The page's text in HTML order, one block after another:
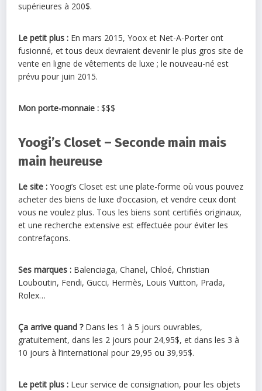
supérieures à 200$.
Le petit plus : En mars 2015, Yoox et Net-A-Porter ont
fusionné, et tous deux devraient devenir le plus gros site de
vente en ligne de vêtements de luxe ; le nouveau-né est
prévu pour juin 2015.
Mon porte-monnaie : $$$
Yoogi’s Closet – Seconde main mais
main heureuse
Le site : Yoogi’s Closet est une plate-forme où vous pouvez
acheter des biens de luxe d’occasion, et vendre ceux dont
vous ne voulez plus. Tous les biens sont certifiés originaux,
et une recherche extensive est effectuée pour éviter les
contrefaçons.
Ses marques : Balenciaga, Chanel, Chloé, Christian
Louboutin, Fendi, Gucci, Hermès, Louis Vuitton, Prada,
Rolex…
Ça arrive quand ?Dans les 1 à 5 jours ouvrables,
gratuitement, dans les 2 jours pour 24,95$, et dans les 3 à
10 jours à l’international pour 29,95 ou 39,95$.
Le petit plus : Leur service de consignation, pour les objets